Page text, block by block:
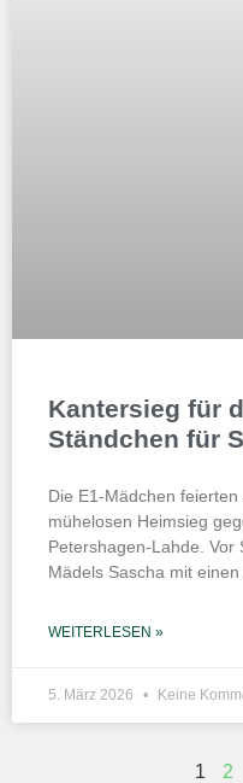
Kantersieg für
Ständchen für
Die E1-Mädchen
mühelosen Heimsieg
Petershagen-Lahde. Vor
Mädels Sascha mit
WEITERLESEN »
5. März 2026 Keine
1 2